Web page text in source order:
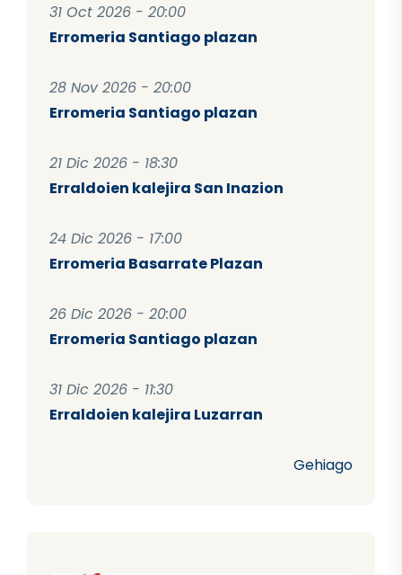
31 Oct 2026 - 20:00
Erromeria Santiago plazan
28 Nov 2026 - 20:00
Erromeria Santiago plazan
21 Dic 2026 - 18:30
Erraldoien kalejira San Inazion
24 Dic 2026 - 17:00
Erromeria Basarrate Plazan
26 Dic 2026 - 20:00
Erromeria Santiago plazan
31 Dic 2026 - 11:30
Erraldoien kalejira Luzarran
Gehiago